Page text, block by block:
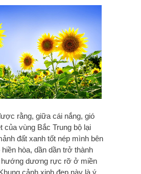
rằng, giữa cái nắng, gió
của vùng Bắc Trung bộ lại
đất xanh tốt nép mình bên
hòa, dần dần trở thành
hướng dương rực rỡ ở miền
cảnh xinh đẹp này là ý